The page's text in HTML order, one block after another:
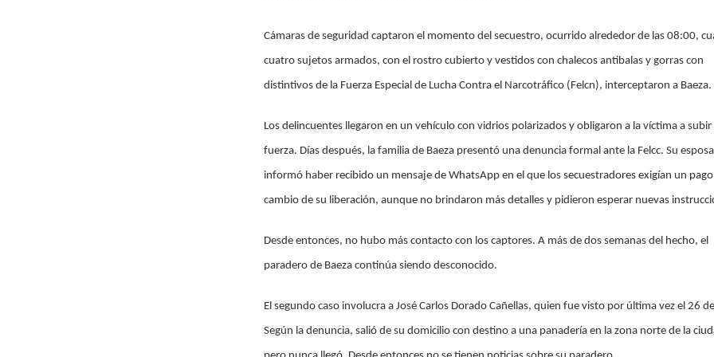
Cámaras de seguridad captaron el momento del secuestro, ocurrido alrededor de las 08:00,
cuatro sujetos armados, con el rostro cubierto y vestidos con chalecos antibalas y gorras con
distintivos de la Fuerza Especial de Lucha Contra el Narcotráfico (Felcn), interceptaron a Baeza.
Los delincuentes llegaron en un vehículo con vidrios polarizados y obligaron a la víctima a subir
fuerza. Días después, la familia de Baeza presentó una denuncia formal ante la Felcc. Su esposa
informó haber recibido un mensaje de WhatsApp en el que los secuestradores exigían un pago
cambio de su liberación, aunque no brindaron más detalles y pidieron esperar nuevas
Desde entonces, no hubo más contacto con los captores. A más de dos semanas del hecho, el
paradero de Baeza continúa siendo desconocido.
El segundo caso involucra a José Carlos Dorado Cañellas, quien fue visto por última vez el 26
Según la denuncia, salió de su domicilio con destino a una panadería en la zona norte de la